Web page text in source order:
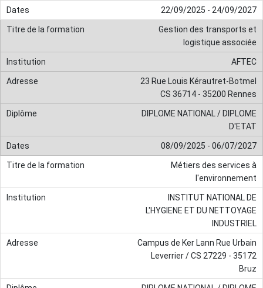
22/09/2025 - 24/09/2027
Gestion des transports et
logistique associée
AFTEC
23 Rue Louis Kérautret-Botmel
CS 36714 - 35200 Rennes
DIPLOME NATIONAL / DIPLOME
D'ETAT
08/09/2025 - 06/07/2027
Métiers des services à
l'environnement
INSTITUT NATIONAL DE
L'HYGIENE ET DU NETTOYAGE
INDUSTRIEL
Campus de Ker Lann Rue Urbain
Leverrier / CS 27229 - 35172
Bruz